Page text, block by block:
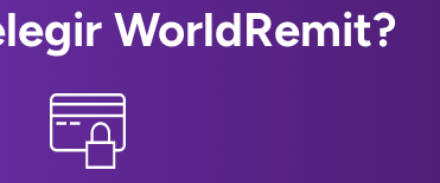
WorldRemit?